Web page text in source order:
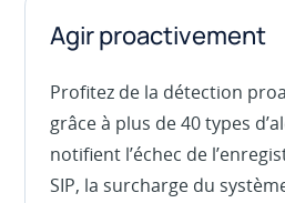
Agir proactivement
Profitez de la détection
grâce à plus de 40 types
notifient l’échec de
SIP, la surcharge du